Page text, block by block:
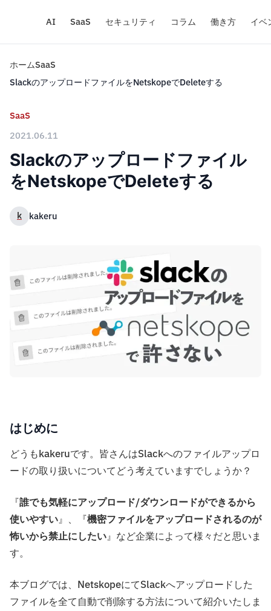
AI SaaS セキュリティ コラム 働き方 イベ
ホームSaaS
SlackのアップロードファイルをNetskopeでDeleteする
SaaS
2021.06.11
Slackのアップロードファイル
をNetskopeでDeleteする
k kakeru
はじめに
どうもkakeruです。皆さんはSlackへのファイルアップロ
ードの取り扱いについてどう考えていますでしょうか？
『誰でも気軽にアップロード/ダウンロードができるから
使いやすい』、『機密ファイルをアップロードされるのが
怖いから禁止にしたい』など企業によって様々だと思いま
す。
本ブログでは、NetskopeにてSlackへアップロードした
ファイルを全て自動で削除する方法について紹介いたしま